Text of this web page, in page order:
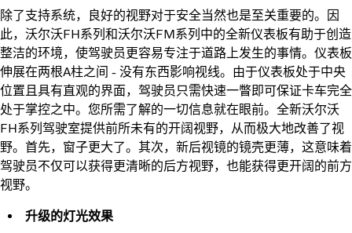
除了支持系统，良好的视野对于安全当然也是至关重要的。因
此，沃尔沃FH系列和沃尔沃FM系列中的全新仪表板有助于创造
整洁的环境，使驾驶员更容易专注于道路上发生的事情。仪表板
伸展在两根A柱之间 - 没有东西影响视线。由于仪表板处于中央
位置且具有直观的界面，驾驶员只需快速一瞥即可保证卡车完全
处于掌控之中。您所需了解的一切信息就在眼前。全新沃尔沃
FH系列驾驶室提供前所未有的开阔视野，从而极大地改善了视
野。首先，窗子更大了。其次，新后视镜的镜壳更薄，这意味着
驾驶员不仅可以获得更清晰的后方视野，也能获得更开阔的前方
视野。
升级的灯光效果